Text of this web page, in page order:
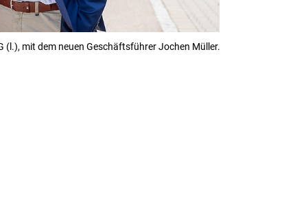
(l.), mit dem neuen Geschäftsführer Jochen Müller.